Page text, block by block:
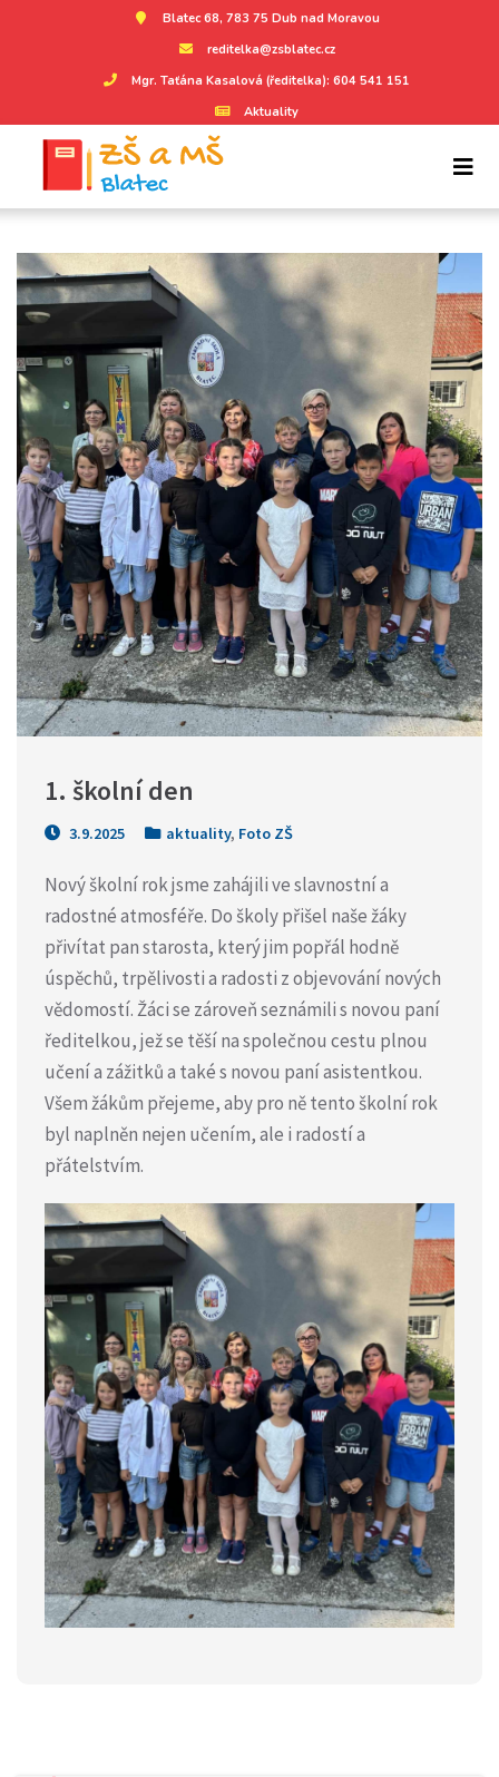
Blatec 68, 783 75 Dub nad Moravou
reditelka@zsblatec.cz
Mgr. Taťána Kasalová (ředitelka): 604 541 151
Aktuality
1. školní den
3.9.2025 aktuality, Foto ZŠ
Nový školní rok jsme zahájili ve slavnostní a
radostné atmosféře. Do školy přišel naše žáky
přivítat pan starosta, který jim popřál hodně
úspěchů, trpělivosti a radosti z objevování nových
vědomostí. Žáci se zároveň seznámili s novou paní
ředitelkou, jež se těší na společnou cestu plnou
učení a zážitků a také s novou paní asistentkou.
Všem žákům přejeme, aby pro ně tento školní rok
byl naplněn nejen učením, ale i radostí a
přátelstvím.